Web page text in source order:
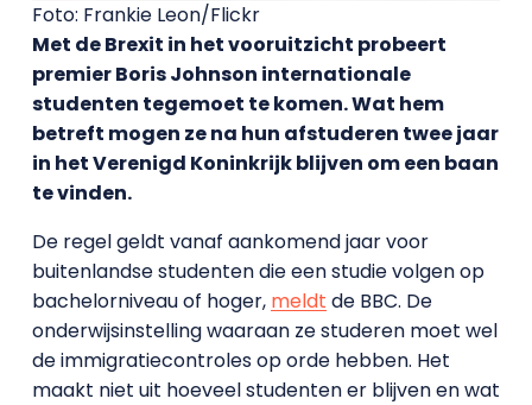
Foto: Frankie Leon/Flickr
Met de Brexit in het vooruitzicht probeert
premier Boris Johnson internationale
studenten tegemoet te komen. Wat hem
betreft mogen ze na hun afstuderen twee jaar
in het Verenigd Koninkrijk blijven om een baan
te vinden.
De regel geldt vanaf aankomend jaar voor
buitenlandse studenten die een studie volgen op
bachelorniveau of hoger, meldt de BBC. De
onderwijsinstelling waaraan ze studeren moet wel
de immigratiecontroles op orde hebben. Het
maakt niet uit hoeveel studenten er blijven en wat